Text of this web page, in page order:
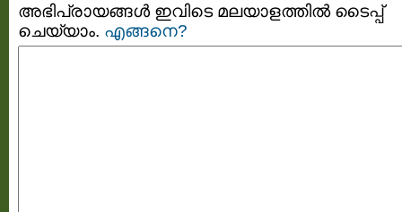
അഭിപ്രായങ്ങള്‍ ഇവിടെ മലയാളത്തില്‍ ടൈപ്പ്
ചെയ്യാം. എങ്ങനെ?